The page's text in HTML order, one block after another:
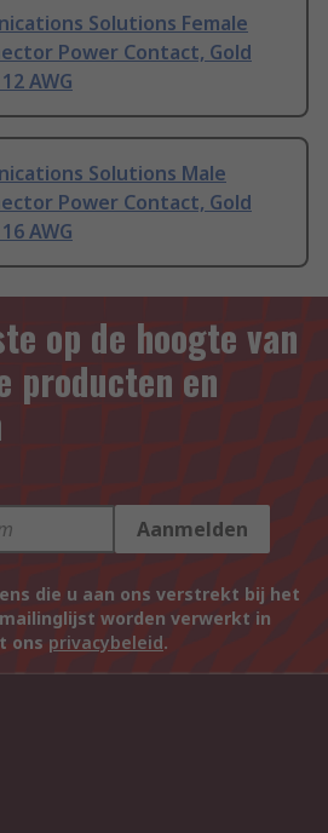
Solutions Female
Power Contact, Gold
AWG
Solutions Male
Power Contact, Gold
AWG
op de hoogte van
producten en
Aanmelden
die u aan ons verstrekt bij het
worden verwerkt in
ons privacybeleid.